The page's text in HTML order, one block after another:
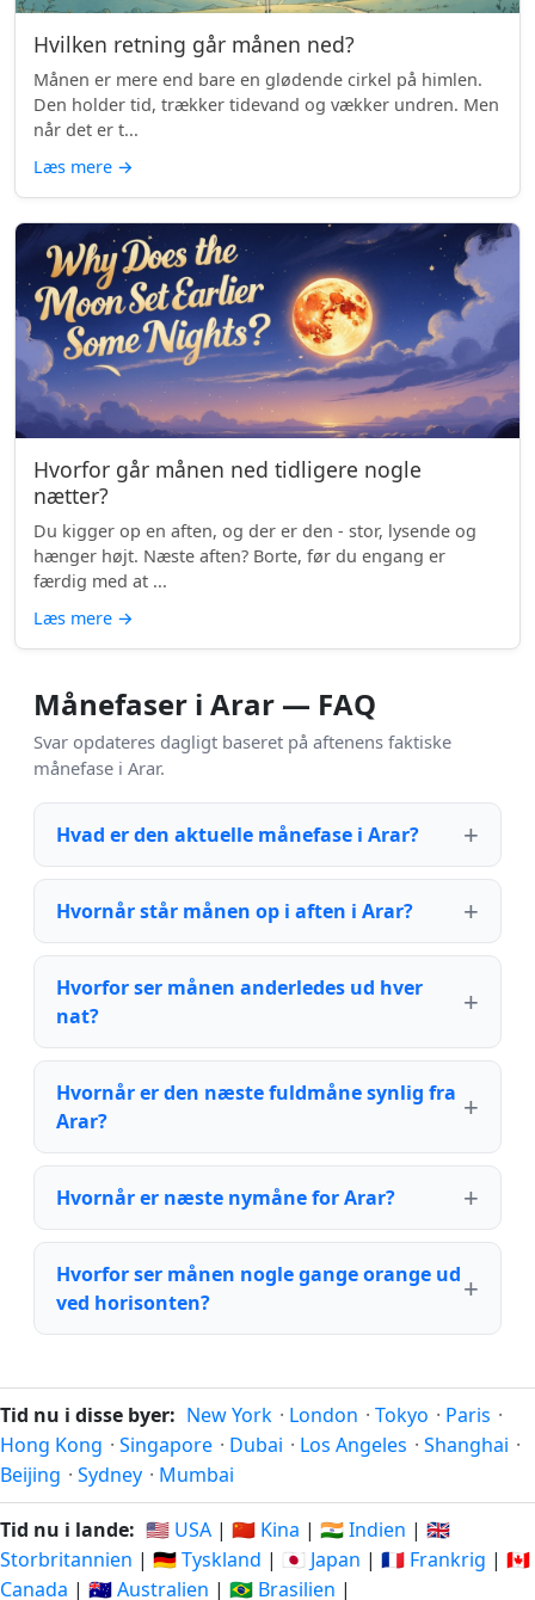
Hvilken retning går månen ned?
Månen er mere end bare en glødende cirkel på himlen.
Den holder tid, trækker tidevand og vækker undren. Men
når det er t...
Læs mere →
Hvorfor går månen ned tidligere nogle
nætter?
Du kigger op en aften, og der er den - stor, lysende og
hænger højt. Næste aften? Borte, før du engang er
færdig med at ...
Læs mere →
Månefaser i Arar — FAQ
Svar opdateres dagligt baseret på aftenens faktiske
månefase i Arar.
Hvad er den aktuelle månefase i Arar?
Hvornår står månen op i aften i Arar?
Hvorfor ser månen anderledes ud hver
nat?
Hvornår er den næste fuldmåne synlig fra
Arar?
Hvornår er næste nymåne for Arar?
Hvorfor ser månen nogle gange orange ud
ved horisonten?
Tid nu i disse byer: New York · London · Tokyo · Paris ·
Hong Kong · Singapore · Dubai · Los Angeles · Shanghai ·
Beijing · Sydney · Mumbai
Tid nu i lande: 🇺🇸 USA | 🇨🇳 Kina | 🇮🇳 Indien | 🇬🇧
Storbritannien | 🇩🇪 Tyskland | 🇯🇵 Japan | 🇫🇷 Frankrig | 🇨🇦
Canada | 🇦🇺 Australien | 🇧🇷 Brasilien |